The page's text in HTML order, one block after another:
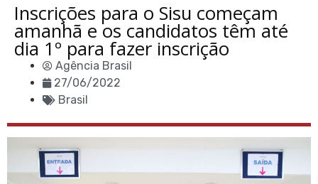
Inscrições para o Sisu começam
amanhã e os candidatos têm até
dia 1º para fazer inscrição
Agência Brasil
27/06/2022
Brasil